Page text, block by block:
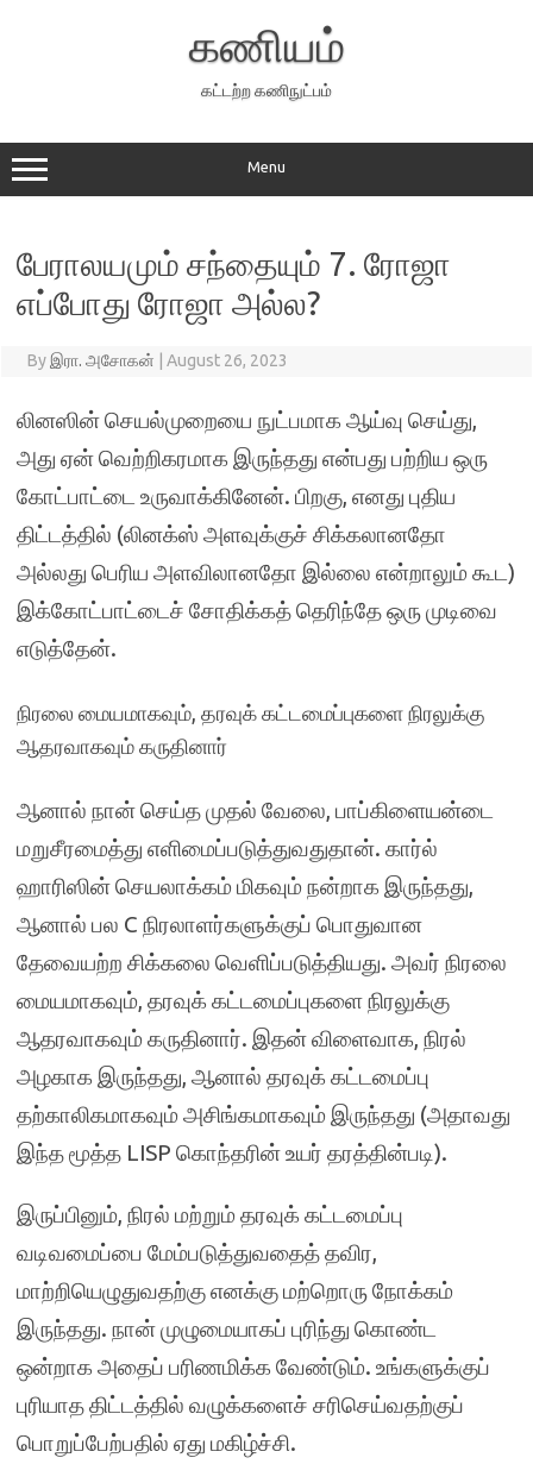
கணியம்
கட்டற்ற கணிநுட்பம்
Menu
பேராலயமும் சந்தையும் 7. ரோஜா
எப்போது ரோஜா அல்ல?
By இரா. அசோகன் August 26, 2023
லினஸின் செயல்முறையை நுட்பமாக ஆய்வு செய்து,
அது ஏன் வெற்றிகரமாக இருந்தது என்பது பற்றிய ஒரு
கோட்பாட்டை உருவாக்கினேன். பிறகு, எனது புதிய
திட்டத்தில் (லினக்ஸ் அளவுக்குச் சிக்கலானதோ
அல்லது பெரிய அளவிலானதோ இல்லை என்றாலும் கூட)
இக்கோட்பாட்டைச் சோதிக்கத் தெரிந்தே ஒரு முடிவை
எடுத்தேன்.
நிரலை மையமாகவும், தரவுக் கட்டமைப்புகளை நிரலுக்கு
ஆதரவாகவும் கருதினார்
ஆனால் நான் செய்த முதல் வேலை, பாப்கிளையன்டை
மறுசீரமைத்து எளிமைப்படுத்துவதுதான். கார்ல்
ஹாரிஸின் செயலாக்கம் மிகவும் நன்றாக இருந்தது,
ஆனால் பல C நிரலாளர்களுக்குப் பொதுவான
தேவையற்ற சிக்கலை வெளிப்படுத்தியது. அவர் நிரலை
மையமாகவும், தரவுக் கட்டமைப்புகளை நிரலுக்கு
ஆதரவாகவும் கருதினார். இதன் விளைவாக, நிரல்
அழகாக இருந்தது, ஆனால் தரவுக் கட்டமைப்பு
தற்காலிகமாகவும் அசிங்கமாகவும் இருந்தது (அதாவது
இந்த மூத்த LISP கொந்தரின் உயர் தரத்தின்படி).
இருப்பினும், நிரல் மற்றும் தரவுக் கட்டமைப்பு
வடிவமைப்பை மேம்படுத்துவதைத் தவிர,
மாற்றியெழுதுவதற்கு எனக்கு மற்றொரு நோக்கம்
இருந்தது. நான் முழுமையாகப் புரிந்து கொண்ட
ஒன்றாக அதைப் பரிணமிக்க வேண்டும். உங்களுக்குப்
புரியாத திட்டத்தில் வழுக்களைச் சரிசெய்வதற்குப்
பொறுப்பேற்பதில் ஏது மகிழ்ச்சி.